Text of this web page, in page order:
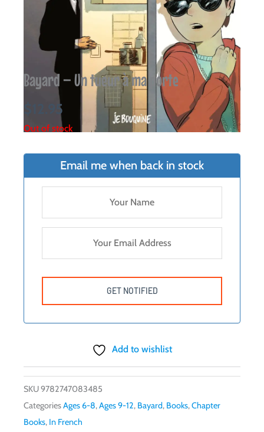
Bayard – Un tueur à ma porte
12.95
Out of stock
Email me when back in stock
Add to wishlist
SKU9782747083485
CategoriesAges 6-8,Ages 9-12, Bayard, Books,Chapter
Books, In French